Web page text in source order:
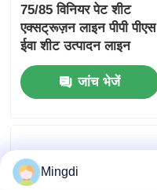
75/85 विनियर पेट शीट
एक्सट्रूज़न लाइन पीपी पीएस
ईवा शीट उत्पादन लाइन
सिंगल / ट्विन स्क्रू
जांच भेजें
Mingdi